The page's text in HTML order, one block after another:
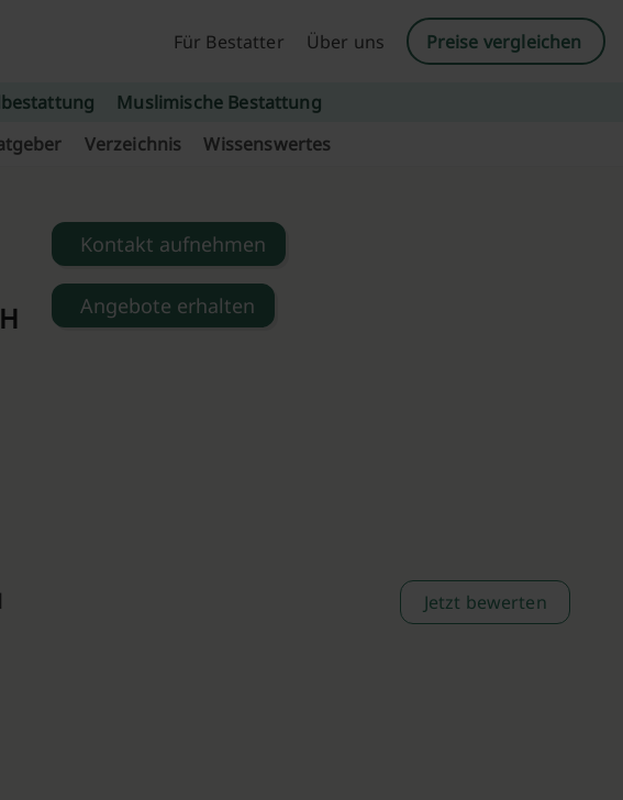
Für Bestatter
Über uns Preise vergleichen
Muslimische Bestattung
Verzeichnis Wissenswertes
Kontakt aufnehmen
Angebote erhalten
Jetzt bewerten